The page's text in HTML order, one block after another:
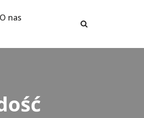
O nas